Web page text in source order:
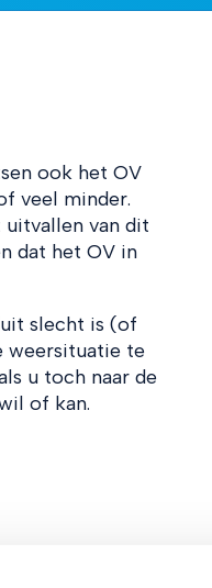
ook het OV
veel minder.
uitvallen van dit
dat het OV in
slecht is (of
weersituatie te
u toch naar de
of kan.